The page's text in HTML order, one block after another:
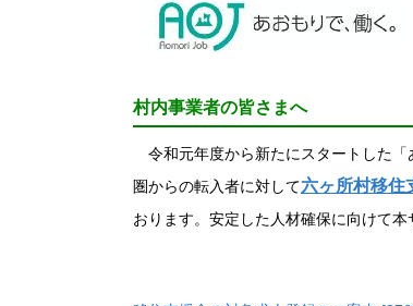
村内事業者の皆さまへ
令和元年度から新たにスタートした「
圏からの転入者に対して六ヶ所村移住
おります。安定した人材確保に向けて